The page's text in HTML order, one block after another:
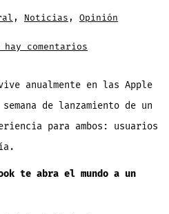
, Noticias , Opinión
hay comentarios
Cook
puertas
del
Store
Palo
Alto
anualmente en las Apple
de lanzamiento de un
para ambos: usuarios
te abra el mundo a un